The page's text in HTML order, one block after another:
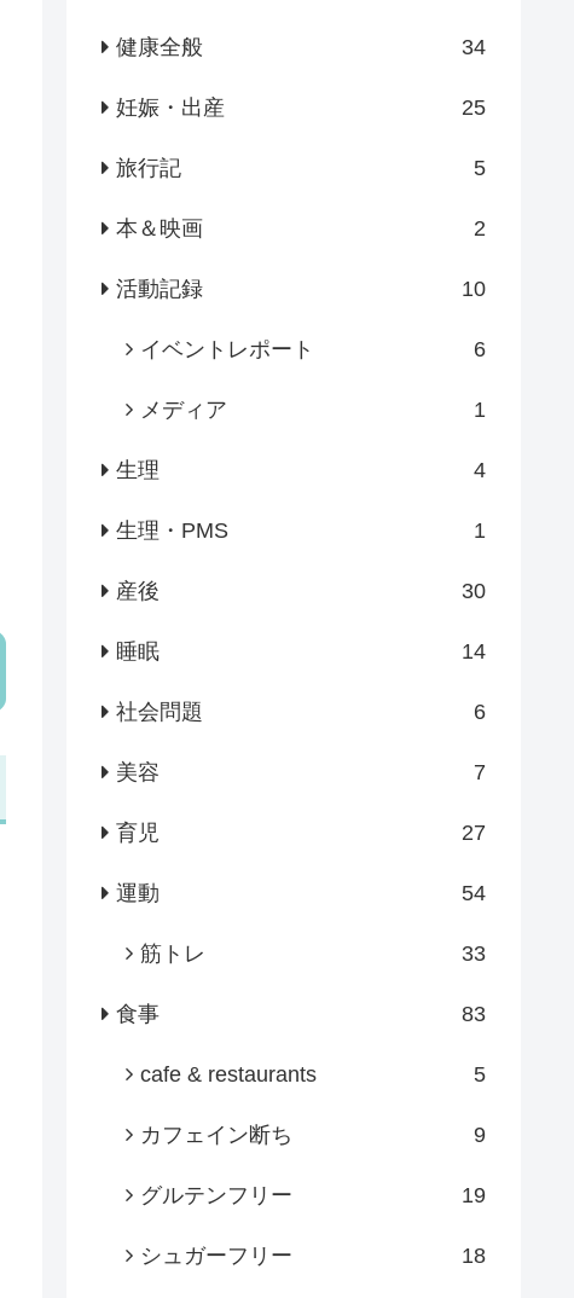
健康全般 34
妊娠・出産 25
旅行記 5
本＆映画 2
活動記録 10
イベントレポート 6
メディア 1
生理 4
生理・PMS 1
産後 30
睡眠 14
社会問題 6
美容 7
育児 27
運動 54
筋トレ 33
食事 83
cafe & restaurants 5
カフェイン断ち 9
グルテンフリー 19
シュガーフリー 18